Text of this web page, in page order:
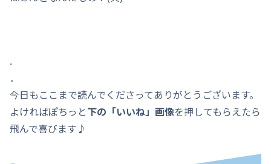
.
．
今日もここまで読んでくださってありがとうございます。
よければぽちっと下の「いいね」画像を押してもらえたら
飛んで喜びます♪